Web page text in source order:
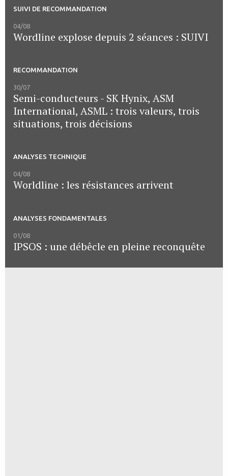
SUIVI DE RECOMMANDATION
04/08
Wordline explose depuis 2 séances : SUIVI
RECOMMANDATION
30/07
Semi-conducteurs - SK Hynix, ASM
International, ASML : trois valeurs, trois
situations, trois décisions
ANALYSES TECHNIQUE
04/08
Worldline : les résistances arrivent
ANALYSES FONDAMENTALES
01/08
IPSOS : une débêcle en pleine reconquête